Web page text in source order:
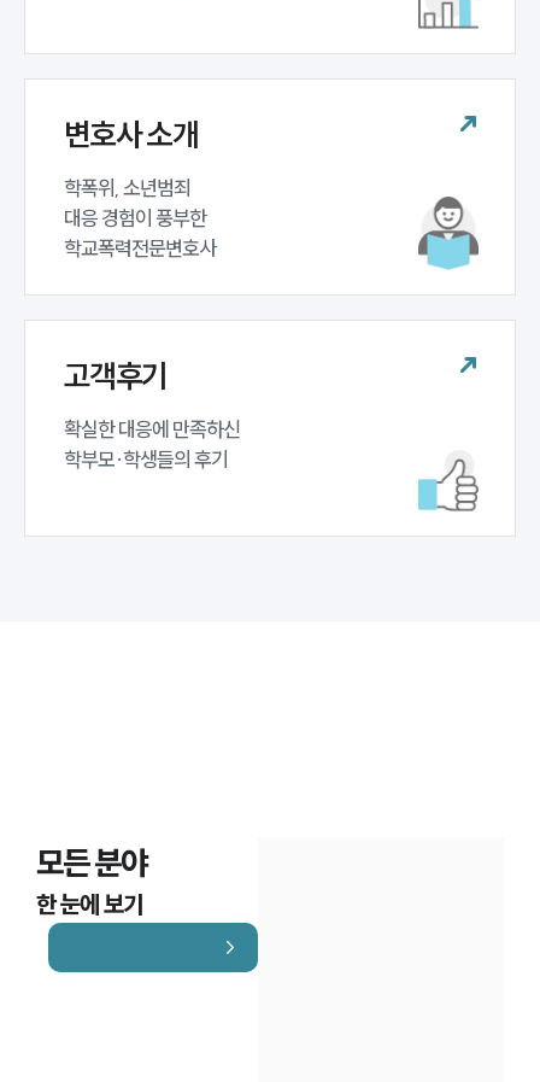
학교폭력대응팀 업무
학교폭력전문변호사
법률서식
뉴스레터/브로슈어
변호사 소개
학폭위, 소년범죄
대응 경험이 풍부한
학교폭력전문변호사
고객후기
확실한 대응에 만족하신
학부모·학생들의 후기
모든 분야
한 눈에 보기